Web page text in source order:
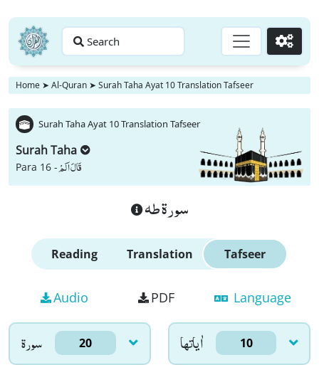
Search Go
Home ➤ Al-Quran ➤ Surah Taha Ayat 10 Translation Tafseer
Surah Taha Ayat 10 Translation Tafseer
Surah Taha
Para 16 -قَالَ اَلَمْ
سورة طه
Reading Translation Tafseer
Audio PDF Language
سورۃ 20 اٰياتها 10